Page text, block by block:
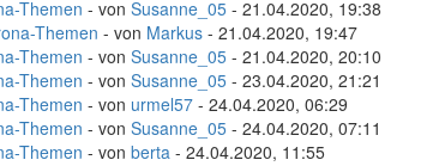
Themen - von Susanne_05 - 21.04.2020, 19:38
Themen - von Markus - 21.04.2020, 19:47
Themen - von Susanne_05 - 21.04.2020, 20:10
Themen - von Susanne_05 - 23.04.2020, 21:21
Themen - von urmel57 - 24.04.2020, 06:29
Themen - von Susanne_05 - 24.04.2020, 07:11
Themen - von berta - 24.04.2020, 11:55